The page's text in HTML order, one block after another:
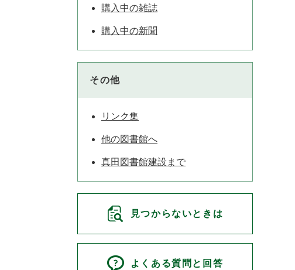
購入中の雑誌
購入中の新聞
その他
リンク集
他の図書館へ
真田図書館建設まで
見つからないときは
よくある質問と回答